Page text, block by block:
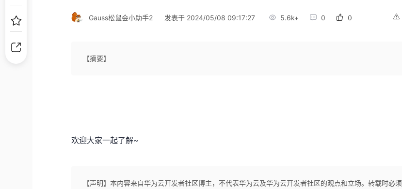
Gauss松鼠会小助手2 发表于 2024/05/08 09:17:27 5.6k+ 0 0
【摘要】
欢迎大家一起了解~
【声明】本内容来自华为云开发者社区博主，不代表华为云及华为云开发者社区的观点和立场。转载时必须